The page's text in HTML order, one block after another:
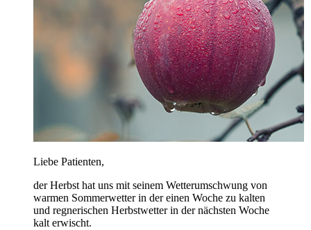
Liebe Patienten,
der Herbst hat uns mit seinem Wetterumschwung von
warmen Sommerwetter in der einen Woche zu kalten
und regnerischen Herbstwetter in der nächsten Woche
kalt erwischt.